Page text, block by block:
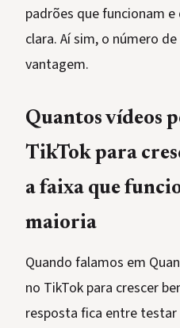
padrões que funcionam
clara. Aí sim, o número
vantagem.
Quantos vídeos
TikTok para
a faixa que
maioria
Quando falamos em
no TikTok para crescer
resposta fica entre